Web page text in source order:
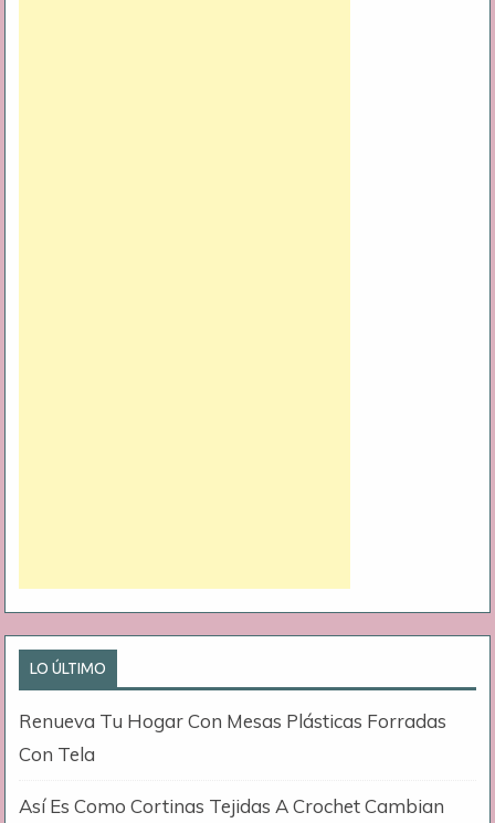
LO ÚLTIMO
Renueva Tu Hogar Con Mesas Plásticas Forradas
Con Tela
Así Es Como Cortinas Tejidas A Crochet Cambian